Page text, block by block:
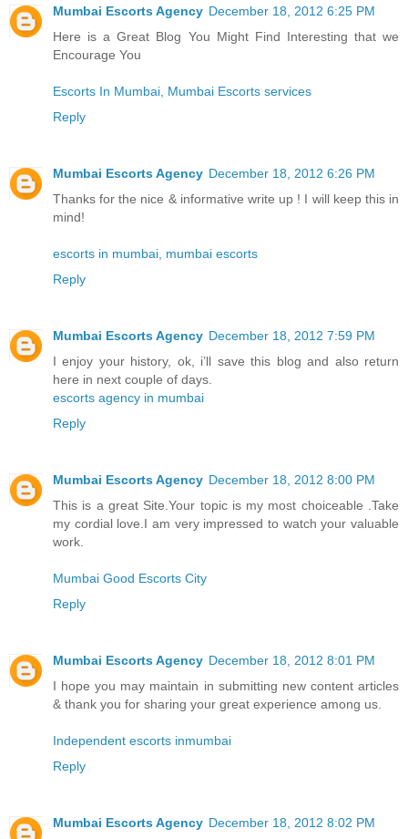
Mumbai Escorts Agency December 18, 2012 6:25 PM
Here is a Great Blog You Might Find Interesting that we
Encourage You
Escorts In Mumbai, Mumbai Escorts services
Reply
Mumbai Escorts Agency December 18, 2012 6:26 PM
Thanks for the nice & informative write up ! I will keep this in
mind!
escorts in mumbai, mumbai escorts
Reply
Mumbai Escorts Agency December 18, 2012 7:59 PM
I enjoy your history, ok, i’ll save this blog and also return
here in next couple of days.
escorts agency in mumbai
Reply
Mumbai Escorts Agency December 18, 2012 8:00 PM
This is a great Site.Your topic is my most choiceable .Take
my cordial love.I am very impressed to watch your valuable
work.
Mumbai Good Escorts City
Reply
Mumbai Escorts Agency December 18, 2012 8:01 PM
I hope you may maintain in submitting new content articles
& thank you for sharing your great experience among us.
Independent escorts inmumbai
Reply
Mumbai Escorts Agency December 18, 2012 8:02 PM